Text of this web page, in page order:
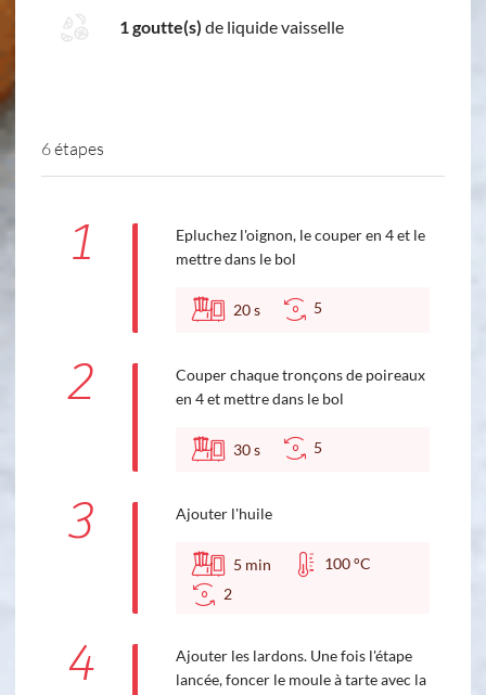
1 goutte(s) de liquide vaisselle
6 étapes
1
Epluchez l'oignon, le couper en 4 et le
mettre dans le bol
20s 5
2
Couper chaque tronçons de poireaux
en 4 et mettre dans le bol
30s 5
3 Ajouter l'huile
5 min
100 °C
2
4
Ajouter les lardons. Une fois l'étape
lancée, foncer le moule à tarte avec la